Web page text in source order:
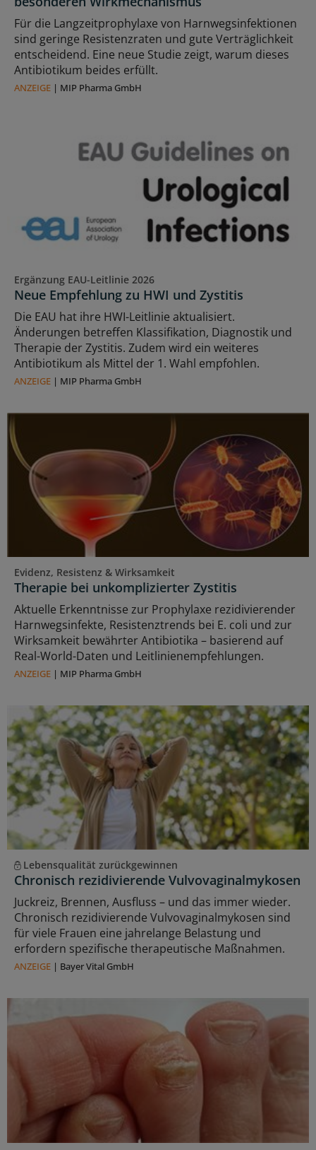
Für die Langzeitprophylaxe von Harnwegsinfektionen
sind geringe Resistenzraten und gute Verträglichkeit
entscheidend. Eine neue Studie zeigt, warum dieses
Antibiotikum beides erfüllt.
ANZEIGE | MIP Pharma GmbH
Ergänzung EAU-Leitlinie 2026
Neue Empfehlung zu HWI und Zystitis
Die EAU hat ihre HWI-Leitlinie aktualisiert.
Änderungen betreffen Klassifikation, Diagnostik und
Therapie der Zystitis. Zudem wird ein weiteres
Antibiotikum als Mittel der 1. Wahl empfohlen.
ANZEIGE | MIP Pharma GmbH
Evidenz, Resistenz & Wirksamkeit
Therapie bei unkomplizierter Zystitis
Aktuelle Erkenntnisse zur Prophylaxe rezidivierender
Harnwegsinfekte, Resistenztrends bei E. coli und zur
Wirksamkeit bewährter Antibiotika – basierend auf
Real-World-Daten und Leitlinienempfehlungen.
ANZEIGE | MIP Pharma GmbH
Lebensqualität zurückgewinnen
Chronisch rezidivierende Vulvovaginalmykosen
Juckreiz, Brennen, Ausfluss – und das immer wieder.
Chronisch rezidivierende Vulvovaginalmykosen sind
für viele Frauen eine jahrelange Belastung und
erfordern spezifische therapeutische Maßnahmen.
ANZEIGE | Bayer Vital GmbH